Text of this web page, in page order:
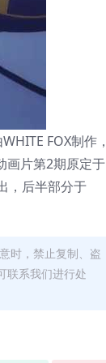
FOX制作，
画片第2期原定于
，后半部分于
时，禁止复制、盗
联系我们进行处